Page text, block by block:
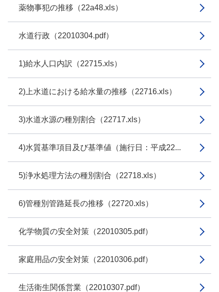
薬物事犯の推移（22a48.xls）
水道行政（22010304.pdf）
1)給水人口内訳（22715.xls）
2)上水道における給水量の推移（22716.xls）
3)水道水源の種別割合（22717.xls）
4)水質基準項目及び基準値（施行日：平成22...
5)浄水処理方法の種別割合（22718.xls）
6)管種別管路延長の推移（22720.xls）
化学物質の安全対策（22010305.pdf）
家庭用品の安全対策（22010306.pdf）
生活衛生関係営業（22010307.pdf）